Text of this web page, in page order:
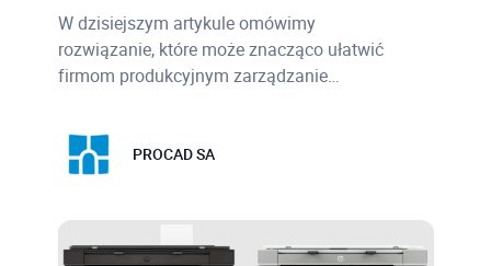
W dzisiejszym artykule omówimy
rozwiązanie, które może znacząco ułatwić
firmom produkcyjnym zarządzanie…
PROCAD SA